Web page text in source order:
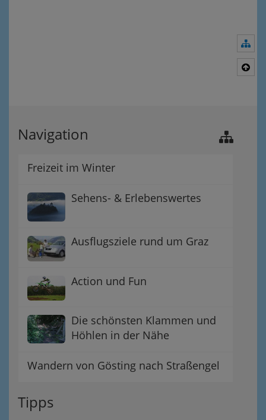
Navigation
Freizeit im Winter
Sehens- & Erlebenswertes
Ausflugsziele rund um Graz
Action und Fun
Die schönsten Klammen und
Höhlen in der Nähe
Wandern von Gösting nach Straßengel
Tipps